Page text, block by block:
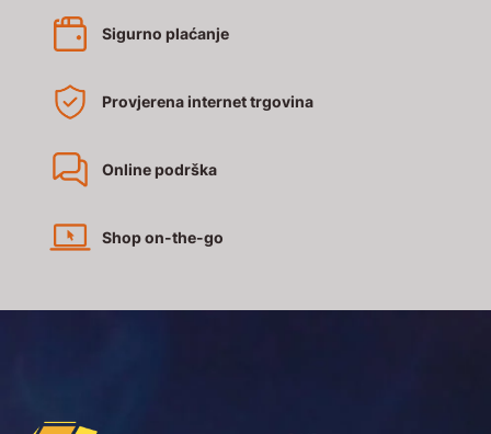
Sigurno plaćanje
Provjerena internet trgovina
Online podrška
Shop on-the-go